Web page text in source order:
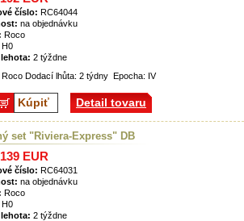
číslo: RC64044
na objednávku
Roco
H0
lehota: 2 týždne
Dodací lhůta: 2 týdny Epocha: IV
Kúpiť Detail tovaru
set "Riviera-Express" DB
139 EUR
číslo: RC64031
na objednávku
Roco
H0
2 týždne